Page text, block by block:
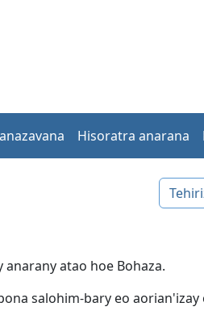
Hisoratra anarana
atao hoe Bohaza.
salohim-bary eo aorian'izay